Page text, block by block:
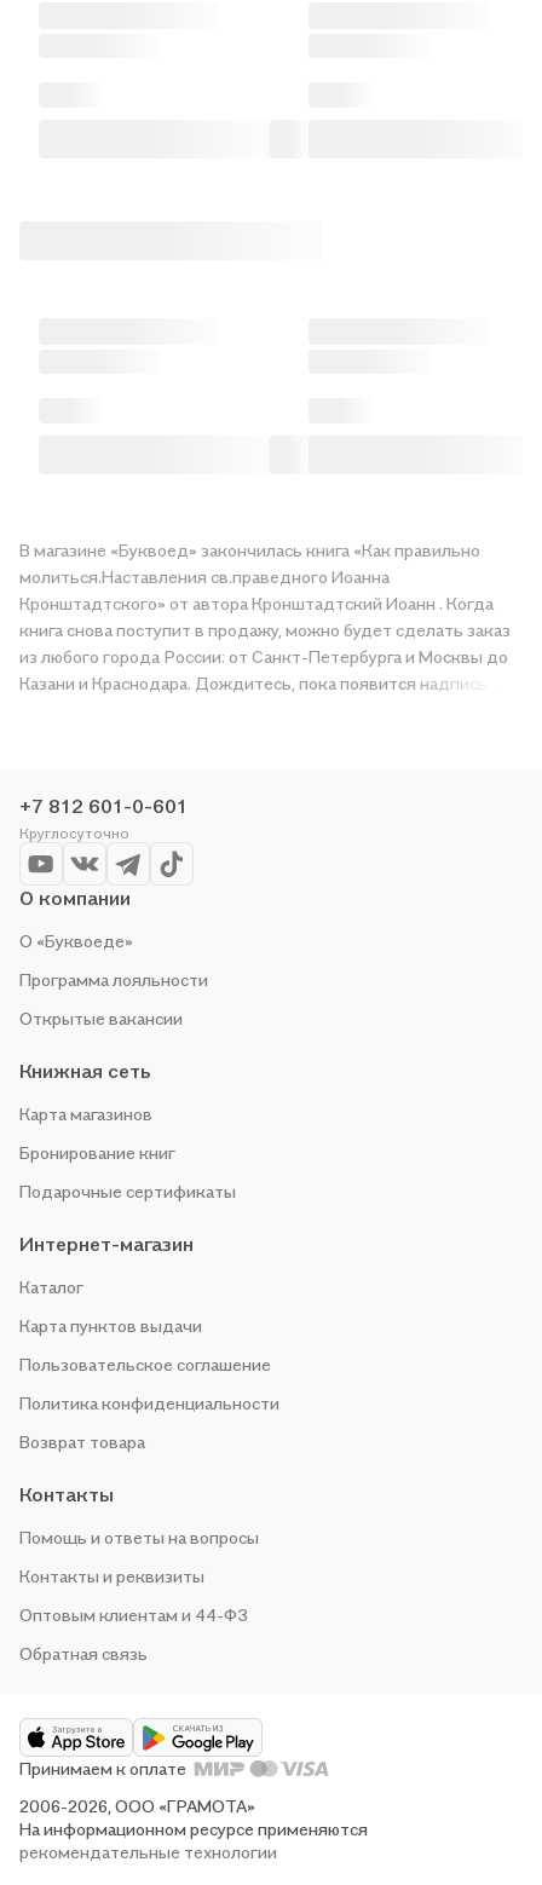
В магазине «Буквоед» закончилась книга «Как правильно
молиться.Наставления св.праведного Иоанна
Кронштадтского» от автора Кронштадтский Иоанн . Когда
книга снова поступит в продажу, можно будет сделать заказ
из любого города России: от Санкт-Петербурга и Москвы до
Казани и Краснодара. Дождитесь, пока появится надпись
купить понравившуюся историю по приятной цене. Например,
организуем конкурсы и проводим акции. Оставайтесь с нами,
чтобы не упустить выгоду!
+7 812 601-0-601
Круглосуточно
О компании
О «Буквоеде»
Программа лояльности
Открытые вакансии
Книжная сеть
Карта магазинов
Бронирование книг
Подарочные сертификаты
Интернет-магазин
Каталог
Карта пунктов выдачи
Пользовательское соглашение
Политика конфиденциальности
Возврат товара
Контакты
Помощь и ответы на вопросы
Контакты и реквизиты
Оптовым клиентам и 44-ФЗ
Обратная связь
2006-2026, ООО «ГРАМОТА»
На информационном ресурсе применяются
рекомендательные технологии
Принимаем к оплате